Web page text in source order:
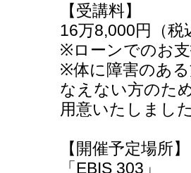
【受講料】
16万8,000円（
※ローンでのお
※体に障害のあ
なえない方のた
用意いたしまし
【開催予定場所】
「EBIS 303」